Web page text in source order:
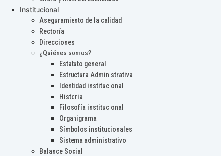
Institucional
Aseguramiento de la calidad
Rectoría
Direcciones
¿Quiénes somos?
Estatuto general
Estructura Administrativa
Identidad institucional
Historia
Filosofía institucional
Organigrama
Símbolos institucionales
Sistema administrativo
Balance Social